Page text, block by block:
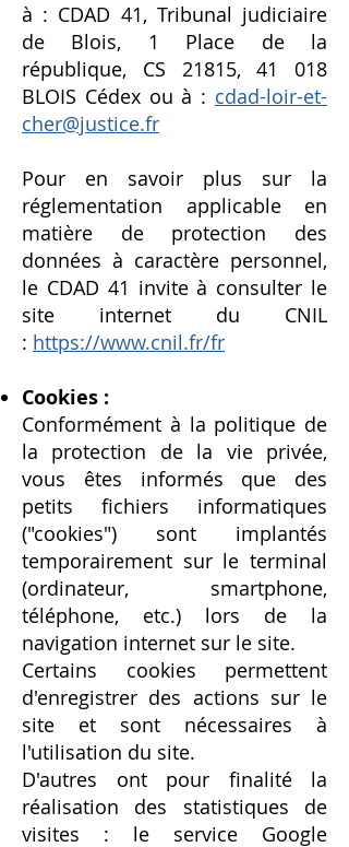
à : CDAD 41, Tribunal judiciaire
de Blois, 1 Place de la
république, CS 21815, 41 018
BLOIS Cédex ou à : cdad-loir-et-
cher@justice.fr
Pour en savoir plus sur la
réglementation applicable en
matière de protection des
données à caractère personnel,
le CDAD 41 invite à consulter le
site internet du CNIL
: https://www.cnil.fr/fr
Cookies :
Conformément à la politique de
la protection de la vie privée,
vous êtes informés que des
petits fichiers informatiques
("cookies") sont implantés
temporairement sur le terminal
(ordinateur, smartphone,
téléphone, etc.) lors de la
navigation internet sur le site.
Certains cookies permettent
d'enregistrer des actions sur le
site et sont nécessaires à
l'utilisation du site.
D'autres ont pour finalité la
réalisation des statistiques de
visites : le service Google